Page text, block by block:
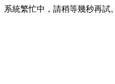
系統繁忙中，請稍等幾秒再試。